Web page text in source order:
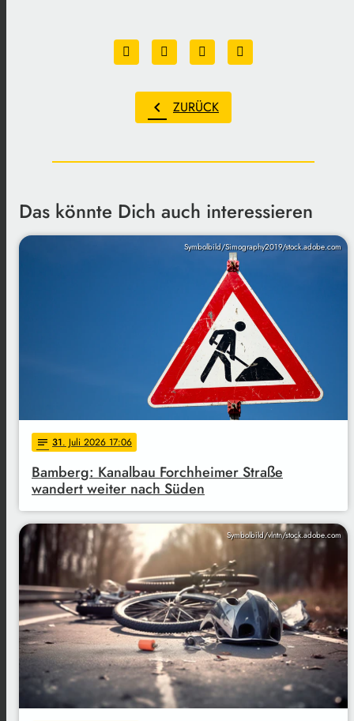
chevron_left ZURÜCK
Das könnte Dich auch interessieren
Symbolbild/Simography2019/stock.adobe.com
notes 31. Juli 2026 17:06
Bamberg: Kanalbau Forchheimer Straße
wandert weiter nach Süden
Symbolbild/vlntn/stock.adobe.com